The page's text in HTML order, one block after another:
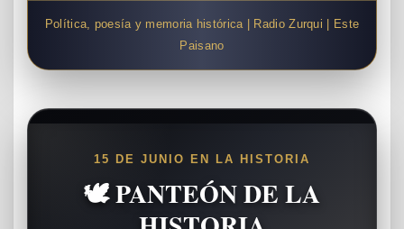
Política, poesía y memoria histórica | Radio Zurqui | Este
Paisano
15 DE JUNIO EN LA HISTORIA
🕊️ PANTEÓN DE LA